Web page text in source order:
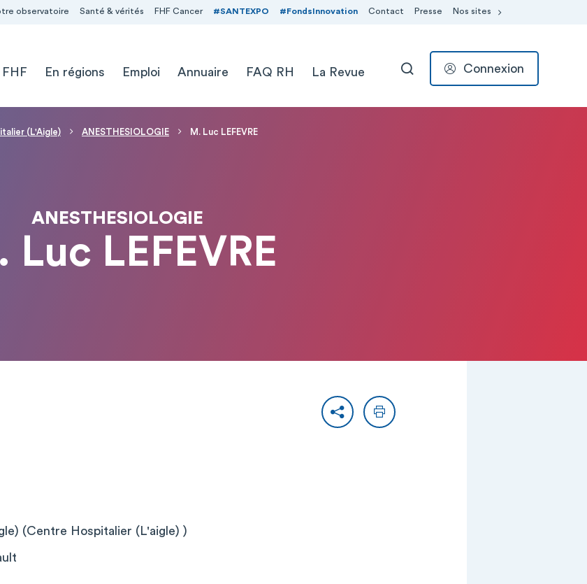
observatoire Santé & vérités FHF Cancer #SANTEXPO #FondsInnovation Contact Presse Nos sites
FHF En régions Emploi Annuaire FAQ RH La Revue RECHERCHER
Connexion
(L'Aigle) ANESTHESIOLOGIE M. Luc LEFEVRE
ANESTHESIOLOGIE
Luc LEFEVRE
PartagerImprimer
(Centre Hospitalier (L'aigle) )